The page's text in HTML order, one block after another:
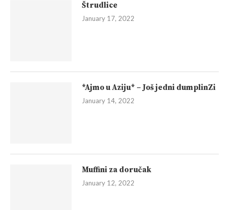
Štrudlice
January 17, 2022
*Ajmo u Aziju* – Još jedni dumplinZi
January 14, 2022
Muffini za doručak
January 12, 2022